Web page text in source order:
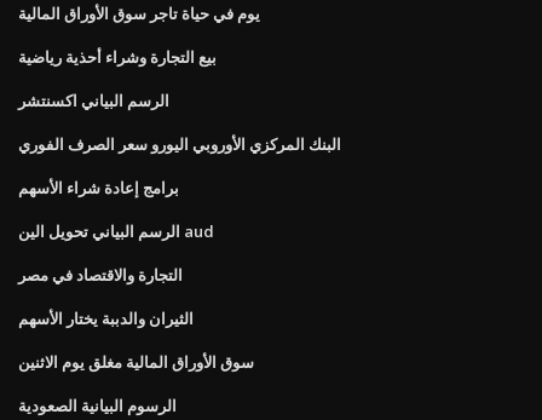
يوم في حياة تاجر سوق الأوراق المالية
بيع التجارة وشراء أحذية رياضية
الرسم البياني اكسنتشر
البنك المركزي الأوروبي اليورو سعر الصرف الفوري
برامج إعادة شراء الأسهم
الرسم البياني تحويل الين aud
التجارة والاقتصاد في مصر
الثيران والدببة يختار الأسهم
سوق الأوراق المالية مغلق يوم الاثنين
الرسوم البيانية الصعودية